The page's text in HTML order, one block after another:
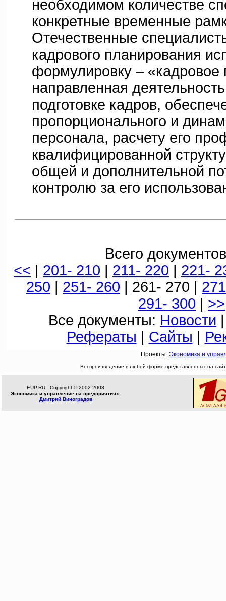
необходимом количестве
конкретные временные
Отечественные
кадрового планирования
формулировку – «кадровое
направленная
подготовке кадров,
пропорционального и
персонала, расчету его
квалифицированной
общей и дополнительной
контролю за его
Всего
<< | 201- 210 | 211- 220 | 221-
250 | 251- 260 | 261- 270 |
291- 300 | >>
Все документы: Новости
Рефераты | Сайты |
Проекты: Экономика и
Воспроизведение в любой форме представленных на
EUP.RU - Copyright © 2002-2008
Экономика и управление на предприятиях,
Дмитрий Виноградов